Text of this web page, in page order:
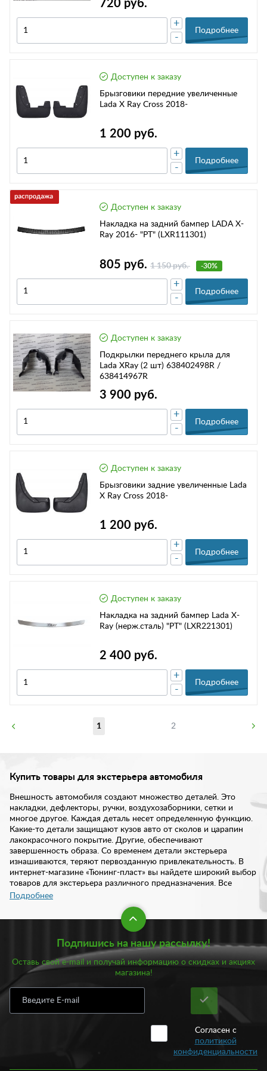
720 руб.
-
+
Подробнее
Доступен к заказу
Брызговики передние увеличенные
Lada X Ray Cross 2018-
1 200 руб.
-
+
Подробнее
Доступен к заказу
Накладка на задний бампер LADA X-
Ray 2016- "PT" (LXR111301)
805 руб. 1 150 руб. -30%
-
+
Подробнее
Доступен к заказу
Подкрылки переднего крыла для
Lada XRay (2 шт) 638402498R /
638414967R
3 900 руб.
-
+
Подробнее
Доступен к заказу
Брызговики задние увеличенные Lada
X Ray Cross 2018-
1 200 руб.
-
+
Подробнее
Доступен к заказу
Накладка на задний бампер Lada X-
Ray (нерж.сталь) "PT" (LXR221301)
2 400 руб.
-
+
Подробнее
1 2
Купить товары для экстерьера автомобиля
Внешность автомобиля создают множество деталей. Это
накладки, дефлекторы, ручки, воздухозаборники, сетки и
многое другое. Каждая деталь несет определенную функцию.
Какие-то детали защищают кузов авто от сколов и царапин
лакокрасочного покрытие. Другие, обеспечивают
завершенность образа. Со временем детали экстерьера
изнашиваются, теряют первозданную привлекательность. В
интернет-магазине «Тюнинг-пласт» вы найдете широкий выбор
товаров для экстерьера различного предназначения. Все
изделия отличаются высоким качеством и надежностью.
В нашем интернет-магазине предложен богатый ассортименте
Брызговики;
Воздухозаборники;
Жабо;
Подкрылки;
Кроме того, у нас всегда есть в наличии шноркели, форточки,
Подробнее
Подпишись на нашу рассылку!
Оставь свой e-mail и получай информацию о скидках и акциях
магазина!
Согласен с
политикой
конфиденциальности